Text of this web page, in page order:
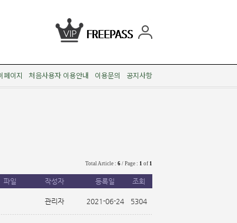
페이지 처음사용자자 이용안내 이용문의 공지사항
Total Article : 6/ Page : 1 of 1
파일 작성자 등록일 조회
관리자 2021-06-24 5304